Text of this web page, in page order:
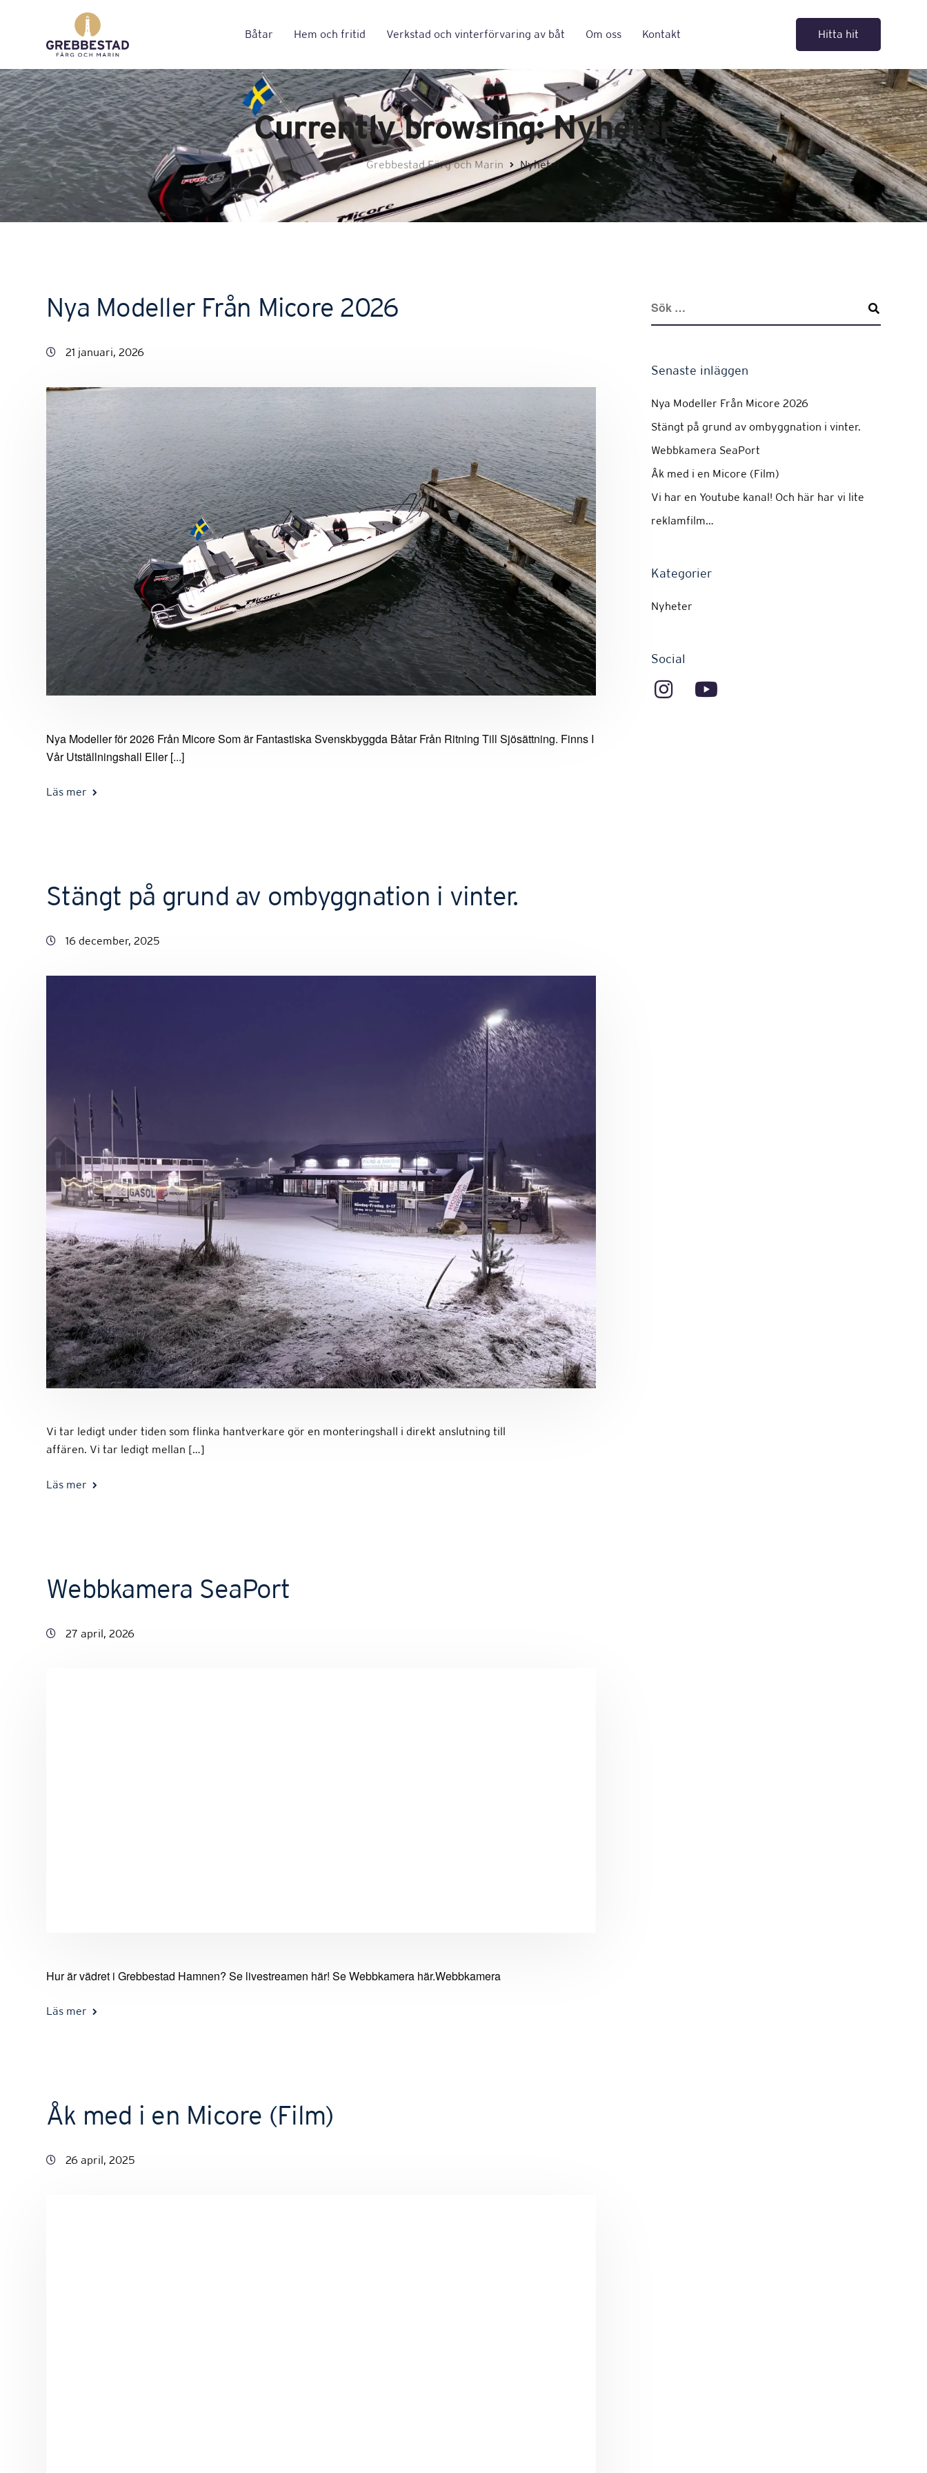
Båtar Hem och fritid Verkstad och vinterförvaring av båt Om oss Kontakt Hitta hit
Currently browsing: Nyheter
Grebbestad Färg och Marin Nyheter
Nya Modeller Från Micore 2026
21 januari, 2026
Nya Modeller för 2026 Från Micore Som är Fantastiska Svenskbyggda Båtar Från Ritning Till Sjösättning. Finns I
Vår Utställningshall Eller [...]
Läs mer
Stängt på grund av ombyggnation i vinter.
16 december, 2025
Vi tar ledigt under tiden som flinka hantverkare gör en monteringshall i direkt anslutning till
affären. Vi tar ledigt mellan […]
Läs mer
Webbkamera SeaPort
27 april, 2026
Hur är vädret i Grebbestad Hamnen? Se livestreamen här! Se Webbkamera här.Webbkamera
Läs mer
Åk med i en Micore (Film)
26 april, 2025
Senaste inläggen
Nya Modeller Från Micore 2026
Stängt på grund av ombyggnation i vinter.
Webbkamera SeaPort
Åk med i en Micore (Film)
Vi har en Youtube kanal! Och här har vi lite
reklamfilm…
Kategorier
Nyheter
Social